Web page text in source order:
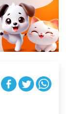
g
t
i
o
n